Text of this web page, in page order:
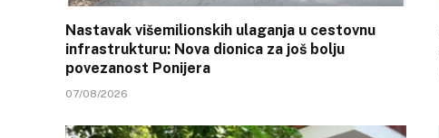
Nastavak višemilionskih ulaganja u cestovnu
infrastrukturu: Nova dionica za još bolju
povezanost Ponijera
07/08/2026